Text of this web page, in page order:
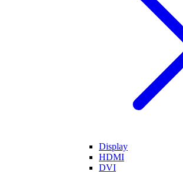
Display
HDMI
DVI